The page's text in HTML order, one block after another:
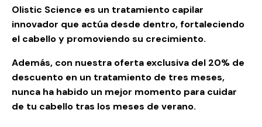
Olistic Science es un tratamiento capilar
innovador que actúa desde dentro, fortaleciendo
el cabello y promoviendo su crecimiento.
Además, con nuestra oferta exclusiva del 20% de
descuento en un tratamiento de tres meses,
nunca ha habido un mejor momento para cuidar
de tu cabello tras los meses de verano.